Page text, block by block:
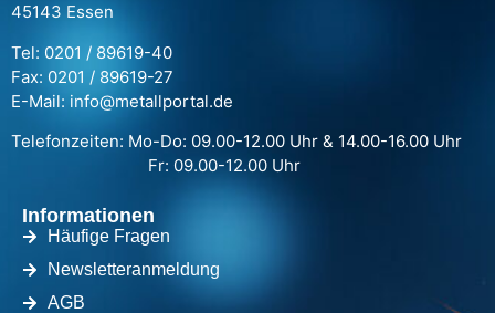
45143 Essen
Tel: 0201 / 89619-40
Fax: 0201 / 89619-27
E-Mail: info@metallportal.de
Telefonzeiten: Mo-Do: 09.00-12.00 Uhr & 14.00-16.00 Uhr
Fr: 09.00-12.00 Uhr
Informationen
Häufige Fragen
Newsletteranmeldung
AGB